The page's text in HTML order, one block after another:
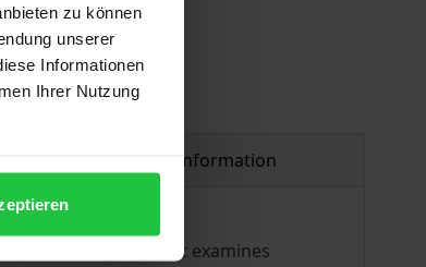
zu können
unserer
Informationen
Ihrer Nutzung
Product safety information
proceedings. First, it examines